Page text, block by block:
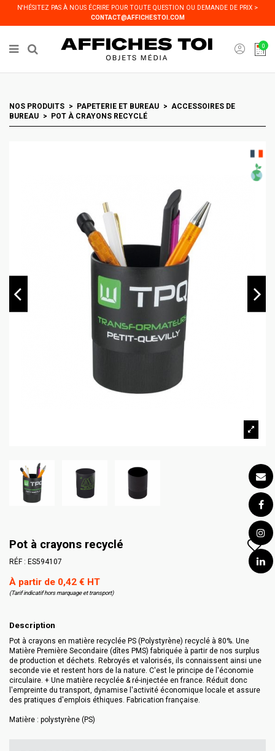
N'HÉSITEZ PAS À NOUS ÉCRIRE POUR TOUTE QUESTION OU DEMANDE DE PRIX >
CONTACT@AFFICHESTOI.COM
0
NOS PRODUITS PAPETERIE ET BUREAU
ACCESSOIRES DE
BUREAU
POT À CRAYONS RECYCLÉ
Pot à crayons recyclé
RÉF : ES594107
À partir de 0,42 € HT
(Tarif indicatif hors marquage et transport)
Description
Pot à crayons en matière recyclée PS (Polystyrène) recyclé à 80%. Une
Matière Première Secondaire (dîtes PMS) fabriquée à partir de nos surplus
de production et déchets. Rebroyés et valorisés, ils connaissent ainsi une
seconde vie et restent hors de la nature. C'est le principe de l'économie
circulaire. + Une matière recyclée & ré-injectée en france. Réduit donc
l'empreinte du transport, dynamise l'activité économique locale et assure
des pratiques d'emplois éthiques. Fabrication française.
Matière : polystyrène (PS)
Panneau de gestion des cookies